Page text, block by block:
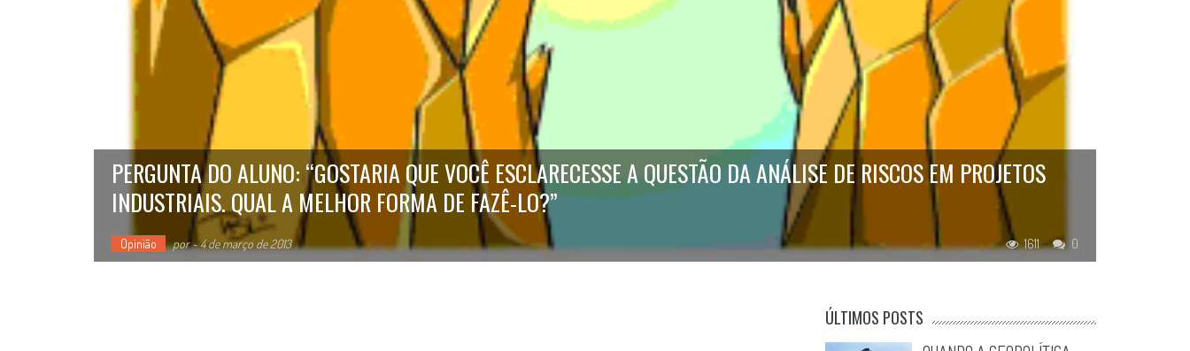
PERGUNTA DO ALUNO: “GOSTARIA QUE VOCÊ ESCLARECESSE A QUESTÃO DA ANÁLISE DE RISCOS EM PROJETOS
INDUSTRIAIS. QUAL A MELHOR FORMA DE FAZÊ-LO?”
Opinião por-4 de março de 2013 0
1611
ÚLTIMOS POSTS